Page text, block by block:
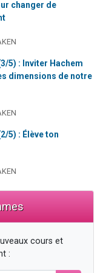
changer de
5) : Inviter Hachem
dimensions de notre
5) : Élève ton
cours et
: